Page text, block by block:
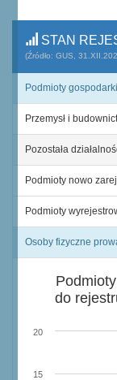
STAN
(Źródło: GUS,
Podmioty
Przemysł i
Pozostała
Podmioty nowo
Podmioty
Osoby fizyczne
do
15
20